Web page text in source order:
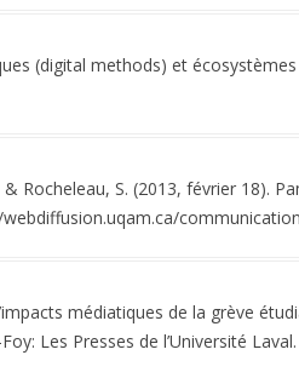
(digital methods) et
Rocheleau, S. (2013, février 18).
webdiffusion.uqam.ca/
médiatiques de la grève
Les Presses de l’Université Laval.